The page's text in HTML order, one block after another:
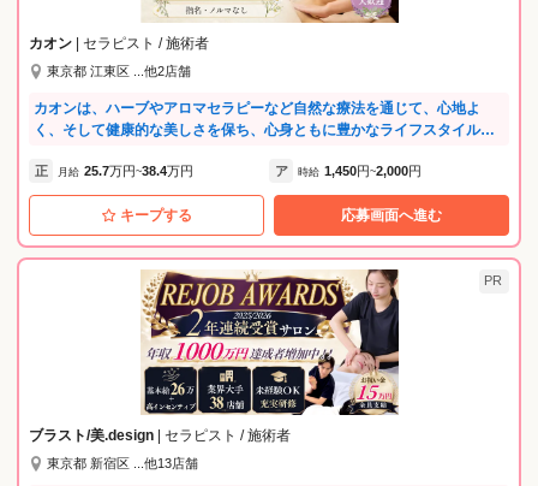
カオン | セラピスト / 施術者
東京都 江東区 ...他2店舗
カオンは、ハーブやアロマセラピーなど自然な療法を通じて、心地よ
く、そして健康的な美しさを保ち、心身ともに豊かなライフスタイルを
は、様々な社会経験を経てセラピストへ転身した方が多く、これまでの
社会経験や女性ならではの感性を活かせる環境です。 カオンの理念に共
感し、私たちと一緒に働いて頂ける方のご応募をお待ちしております! 先
輩のリアルVoice！ ▼先輩Aさん ・アロマオイルトリートメントや深筋
セラピー技術だけでなく、お客様の悩みに合わせてブレンドするカスタ
マイズ力が身に付きました！お客様1人に対して、お迎えからお見送りま
でを自分で担当するので、おもてなしの力が身に付いたと感じていま
れるから、メリハリをつけて働けています！しかも5連続休暇も取れるの
で、プライベートの予定も立てやすくすごく充実しています♪ --------------
---- 未経験でも安心♪ あなたのペースに合わせたマンツーマン研修 ---------
--------- 一人ひとりの習得スピードに合わせて進むので、不安を感じるこ
となく安心して学べます。 入社研修後も、業務時間内の研修で新しい技
術を学びながら、習得技術の確認もできるため、入社後のフォローも万
全です。 ------------------- ノルマなし、指名制なし、集客不要。 施術に集
正 月給 25.7万円~38.4万円 ア 時給 1,450円~2,000円
キープする 応募画面へ進む
PR
ブラスト/美.design | セラピスト / 施術者
東京都 新宿区 ...他13店舗